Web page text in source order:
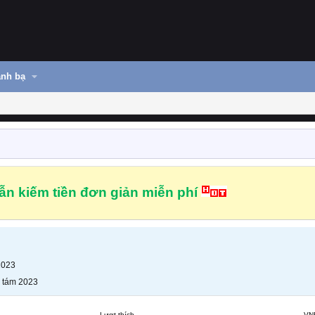
bạ
kiếm tiền đơn giản miễn phí
2023